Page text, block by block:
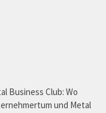
Business Club: Wo
und Metal